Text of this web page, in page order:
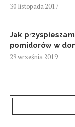
30 listopada 2017
Jak
pomidorów w
29 września 2019